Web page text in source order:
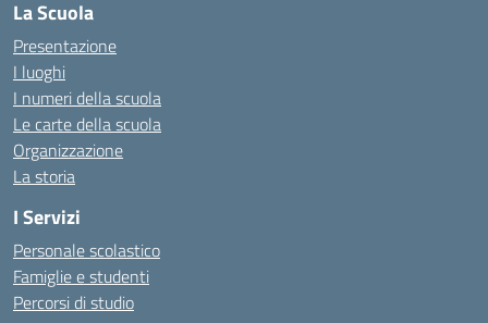
La Scuola
Presentazione
I luoghi
I numeri della scuola
Le carte della scuola
Organizzazione
La storia
I Servizi
Personale scolastico
Famiglie e studenti
Percorsi di studio